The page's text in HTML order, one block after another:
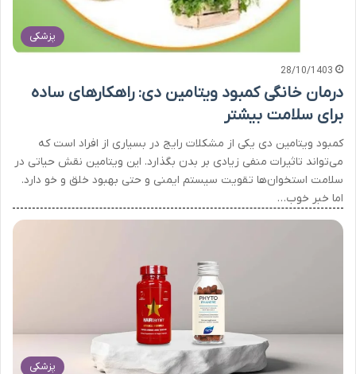
پزشکی
28/10/1403
درمان خانگی کمبود ویتامین دی: راهکارهای ساده
برای سلامت بیشتر
کمبود ویتامین دی یکی از مشکلات رایج در بسیاری از افراد است که
می‌تواند تاثیرات منفی زیادی بر بدن بگذارد. این ویتامین نقش حیاتی در
سلامت استخوان‌ها تقویت سیستم ایمنی و حتی بهبود خلق و خو دارد.
اما خبر خوب…
پزشکی